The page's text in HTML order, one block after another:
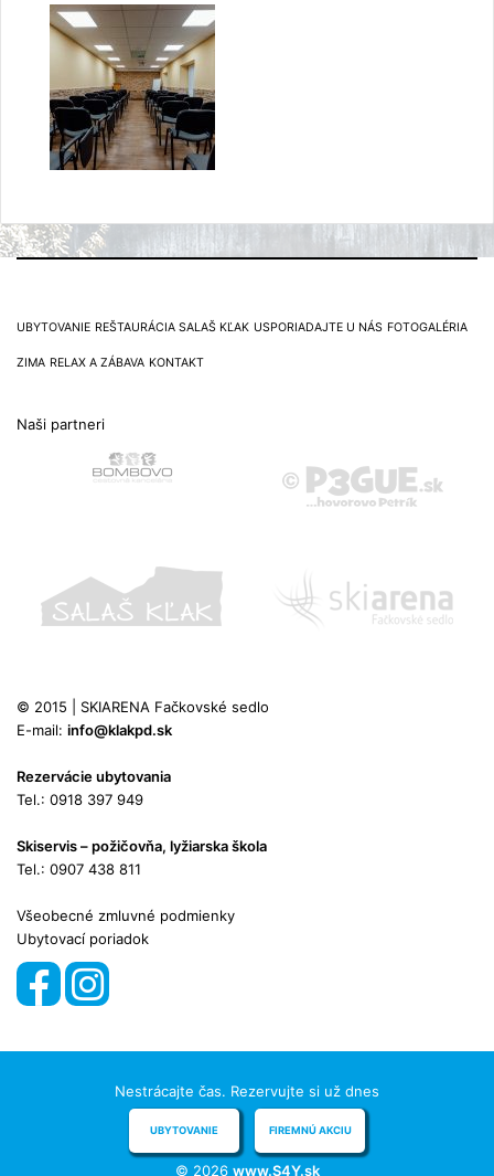
UBYTOVANIE REŠTAURÁCIA SALAŠ KĽAK USPORIADAJTE U NÁS FOTOGALÉRIA
ZIMA RELAX A ZÁBAVA KONTAKT
Naši partneri
© 2015 | SKIARENA Fačkovské sedlo
E-mail: info@klakpd.sk
Rezervácie ubytovania
Tel.: 0918 397 949
Skiservis – požičovňa, lyžiarska škola
Tel.: 0907 438 811
Všeobecné zmluvné podmienky
Ubytovací poriadok
Nestrácajte čas. Rezervujte si už dnes
UBYTOVANIE FIREMNÚ AKCIU
© 2026 www.S4Y.sk